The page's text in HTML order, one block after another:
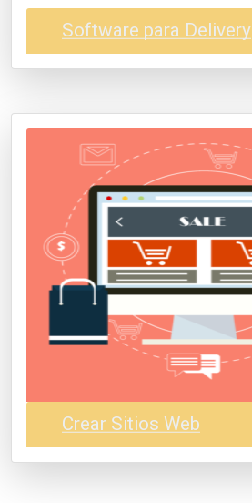
Software para Delivery
Crear Sitios Web